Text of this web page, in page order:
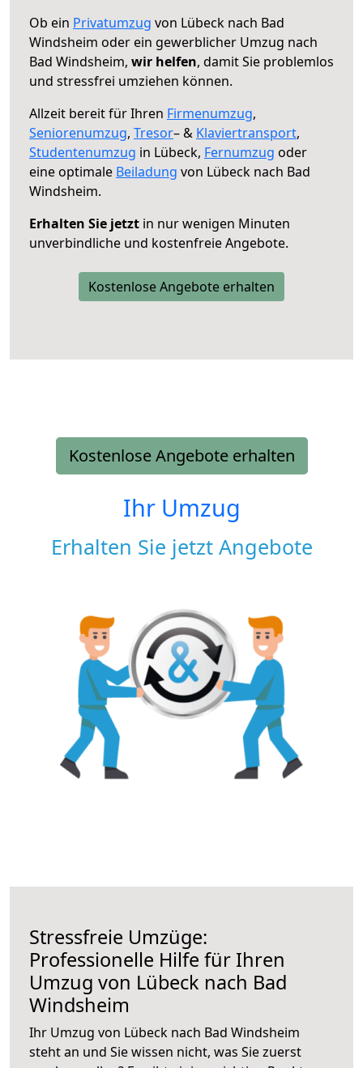
Ob ein Privatumzug von Lübeck nach Bad
Windsheim oder ein gewerblicher Umzug nach
Bad Windsheim, wir helfen, damit Sie problemlos
und stressfrei umziehen können.
Allzeit bereit für Ihren Firmenumzug,
Seniorenumzug, Tresor– & Klaviertransport,
Studentenumzug in Lübeck, Fernumzug oder
eine optimale Beiladung von Lübeck nach Bad
Windsheim.
Erhalten Sie jetzt in nur wenigen Minuten
unverbindliche und kostenfreie Angebote.
Kostenlose Angebote erhalten
Kostenlose Angebote erhalten
Ihr Umzug
Erhalten Sie jetzt Angebote
Stressfreie Umzüge:
Professionelle Hilfe für Ihren
Umzug von Lübeck nach Bad
Windsheim
Ihr Umzug von Lübeck nach Bad Windsheim
steht an und Sie wissen nicht, was Sie zuerst